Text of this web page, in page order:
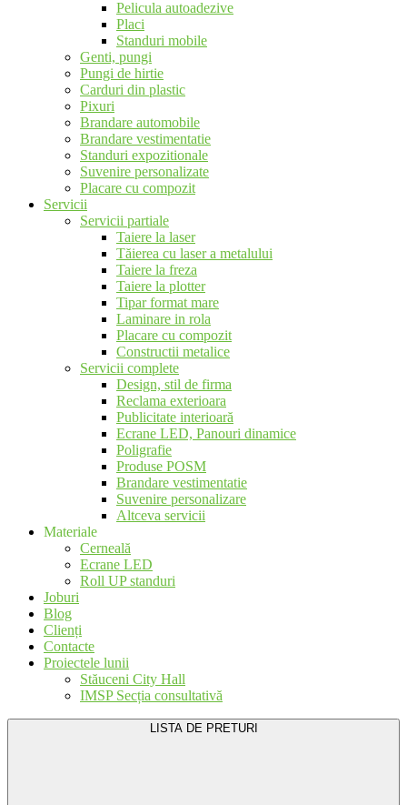
Pelicula autoadezive
Placi
Standuri mobile
Genti, pungi
Pungi de hirtie
Carduri din plastic
Pixuri
Brandare automobile
Brandare vestimentatie
Standuri expozitionale
Suvenire personalizate
Placare cu compozit
Servicii
Servicii partiale
Taiere la laser
Tăierea cu laser a metalului
Taiere la freza
Taiere la plotter
Tipar format mare
Laminare in rola
Placare cu compozit
Constructii metalice
Servicii complete
Design, stil de firma
Reclama exterioara
Publicitate interioară
Ecrane LED, Panouri dinamice
Poligrafie
Produse POSM
Brandare vestimentatie
Suvenire personalizare
Altceva servicii
Materiale
Cerneală
Ecrane LED
Roll UP standuri
Joburi
Blog
Clienți
Contacte
Proiectele lunii
Stăuceni City Hall
IMSP Secția consultativă
LISTA DE PRETURI